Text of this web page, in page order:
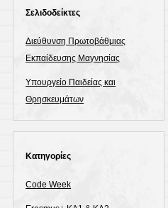
Σελιδοδείκτες
Διεύθυνση Πρωτοβάθμιας
Εκπαίδευσης Μαγνησίας
Υπουργείο Παιδείας και
Θρησκευμάτων
Kατηγορίες
Code Week